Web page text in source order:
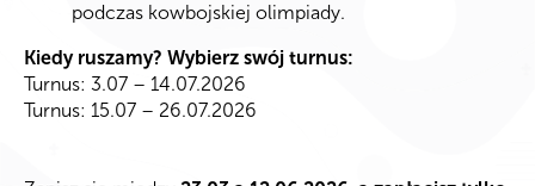
podczas kowbojskiej olimpiady.
​Kiedy ruszamy? Wybierz swój turnus:
​Turnus: 3.07 – 14.07.2026
​Turnus: 15.07 – 26.07.2026